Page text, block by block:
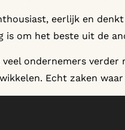
eerlijk en
is om het beste uit de
veel ondernemers
Echt zaken